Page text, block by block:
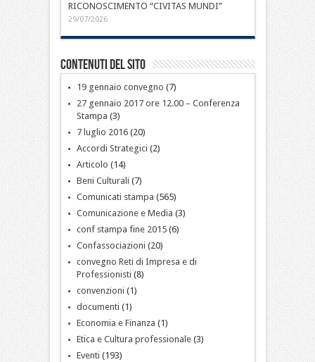
RICONOSCIMENTO “CIVITAS MUNDI”
29/07/2026
Contenuti del sito
19 gennaio convegno (7)
27 gennaio 2017 ore 12.00 – Conferenza
Stampa (3)
7 luglio 2016(20)
Accordi Strategici (2)
Articolo (14)
Beni Culturali (7)
Comunicati stampa (565)
Comunicazione e Media (3)
conf stampa fine 2015(6)
Confassociazioni (20)
convegno Reti di Impresa e di
Professionisti (8)
convenzioni (1)
documenti (1)
Economia e Finanza (1)
Etica e Cultura professionale(3)
Eventi (193)